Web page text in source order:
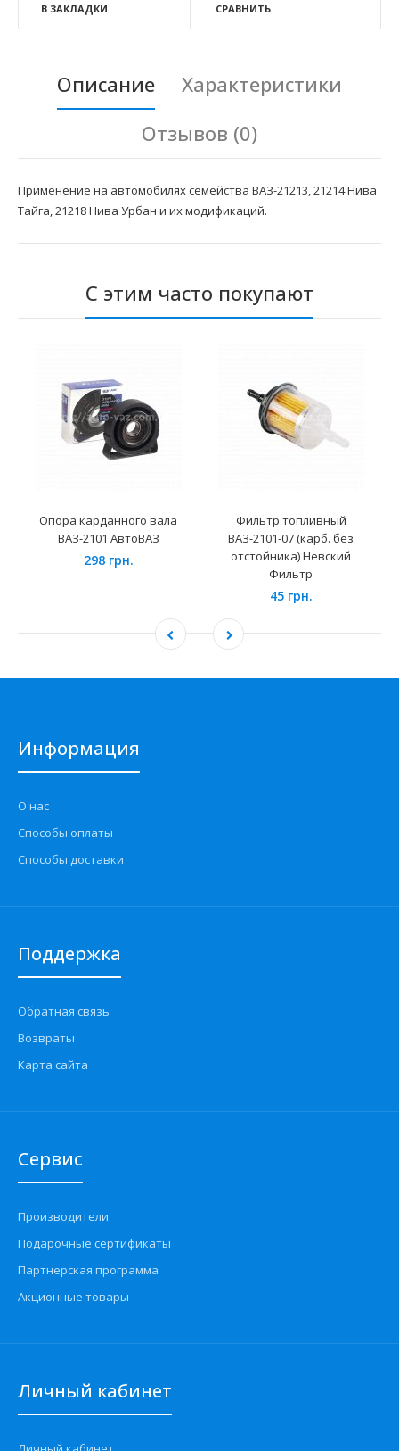
В ЗАКЛАДКИ СРАВНИТЬ
Описание
Характеристики
Отзывов (0)
Применение на автомобилях семейства ВАЗ-21213, 21214 Нива
Тайга, 21218 Нива Урбан и их модификаций.
С этим часто покупают
Опора карданного вала
ВАЗ-2101 АвтоВАЗ
298 грн.
Фильтр топливный
ВАЗ-2101-07 (карб. без
отстойника) Невский
Фильтр
45 грн.
Информация
О нас
Способы оплаты
Способы доставки
Поддержка
Обратная связь
Возвраты
Карта сайта
Сервис
Производители
Подарочные сертификаты
Партнерская программа
Акционные товары
Личный кабинет